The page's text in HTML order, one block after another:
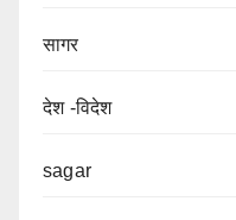
सागर
देश -विदेश
sagar